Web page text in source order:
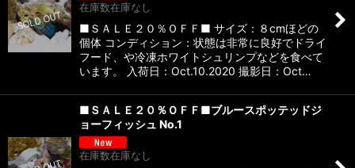
在庫数在庫なし
■ＳＡＬＥ２０％ＯＦＦ■ サイズ：８cmほどの
個体 コンディション：状態は非常に良好でドライ
フード、や冷凍ホワイトシュリンプなどを食べて
います。 入荷日：Oct.10.2020 撮影日：Oct…
■ＳＡＬＥ２０％ＯＦＦ■ブルースポッテッドジ
ョーフィッシュ No.1
在庫数在庫なし